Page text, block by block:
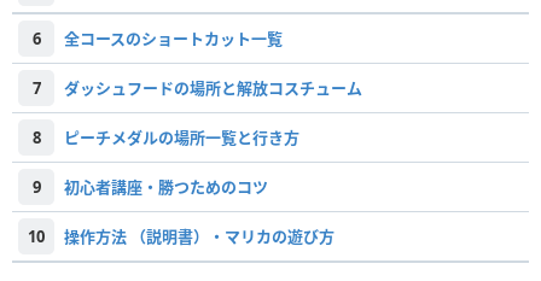
6 全コースのショートカット一覧
7 ダッシュフードの場所と解放コスチューム
8 ピーチメダルの場所一覧と行き方
9 初心者講座・勝つためのコツ
10 操作方法 （説明書）・マリカの遊び方